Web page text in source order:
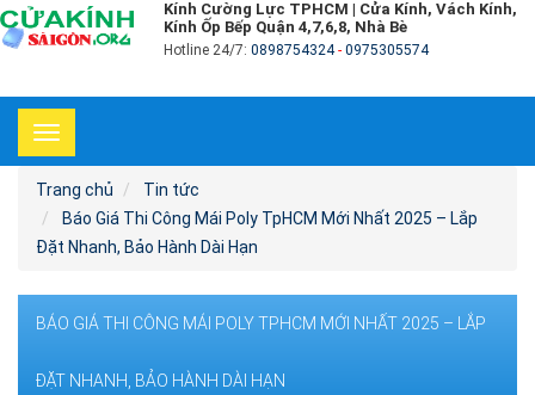
Kính Cường Lực TPHCM | Cửa Kính, Vách Kính,
Kính Ốp Bếp Quận 4,7,6,8, Nhà Bè
Hotline 24/7: 0898754324- 0975305574
Toggle
navigation
Trang chủ
Tin tức
Báo Giá Thi Công Mái Poly TpHCM Mới Nhất 2025 – Lắp
Đặt Nhanh, Bảo Hành Dài Hạn
BÁO GIÁ THI CÔNG MÁI POLY TPHCM MỚI NHẤT 2025 – LẮP
ĐẶT NHANH, BẢO HÀNH DÀI HẠN